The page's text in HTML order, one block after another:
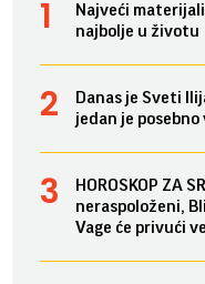
Najveći
najbolje u životu
Danas je Sveti
jedan je posebno
HOROSKOP ZA
neraspoloženi,
Vage će privući